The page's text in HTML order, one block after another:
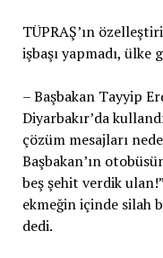
TÜPRAŞ’ın
işbaşı yapmadı,
– Başbakan Tayyip
Diyarbakır’da
çözüm mesajları
Başbakan’ın
beş şehit verdik
ekmeğin içinde silah
dedi.